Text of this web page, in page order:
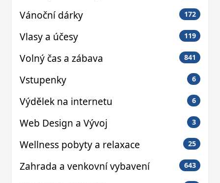
Vánoční dárky 172
Vlasy a účesy 119
Volný čas a zábava 841
Vstupenky 6
Výdělek na internetu 6
Web Design a Vývoj 3
Wellness pobyty a relaxace 25
Zahrada a venkovní vybavení 643